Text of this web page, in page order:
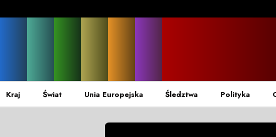
Kraj Świat Unia Europejska Śledztwa Polityka